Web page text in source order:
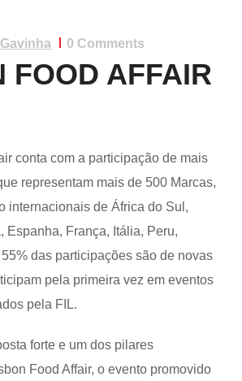
Gavinha 0 Comments
FOOD AFFAIR
conta com a participação de mais
representam mais de 500 Marcas,
internacionais de África do Sul,
Espanha, França, Itália, Peru,
das participações são de novas
pela primeira vez em eventos
pela FIL.
forte e um dos pilares
Food Affair, o evento promovido